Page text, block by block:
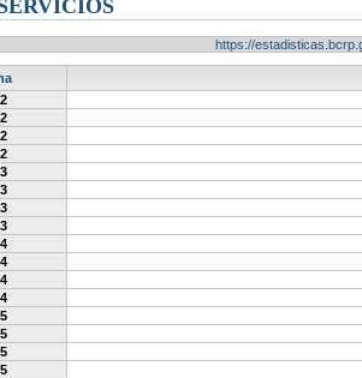
https://